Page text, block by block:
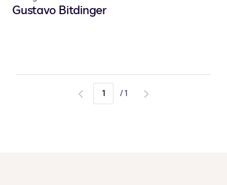
Gustavo Bitdinger
Go
/1
Go